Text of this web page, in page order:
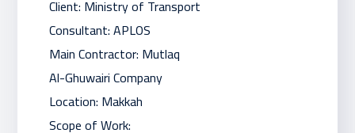
Client: Ministry of Transport
Consultant: APLOS
Main Contractor: Mutlaq
Al-Ghuwairi Company
Location: Makkah
Scope of Work: